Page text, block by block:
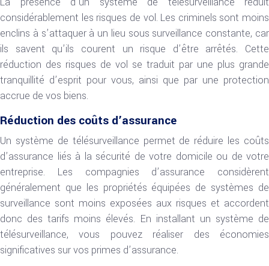
considérablement les risques de vol. Les criminels sont moins
enclins à s’attaquer à un lieu sous surveillance constante, car
ils savent qu’ils courent un risque d’être arrêtés. Cette
réduction des risques de vol se traduit par une plus grande
tranquillité d’esprit pour vous, ainsi que par une protection
accrue de vos biens.
Réduction des coûts d’assurance
Un système de télésurveillance permet de réduire les coûts
d’assurance liés à la sécurité de votre domicile ou de votre
entreprise. Les compagnies d’assurance considèrent
généralement que les propriétés équipées de systèmes de
surveillance sont moins exposées aux risques et accordent
donc des tarifs moins élevés. En installant un système de
télésurveillance, vous pouvez réaliser des économies
significatives sur vos primes d’assurance.